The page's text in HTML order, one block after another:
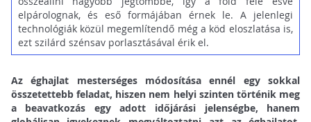
elpárolognak, és eső formájában érnek le. A jelenlegi
technológiák közül megemlítendő még a köd eloszlatása is,
ezt szilárd szénsav porlasztásával érik el.
Az éghajlat mesterséges módosítása ennél egy sokkal
összetettebb feladat, hiszen nem helyi szinten történik meg
a beavatkozás egy adott időjárási jelenségbe, hanem